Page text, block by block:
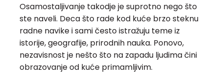
Osamostaljivanje takodje je suprotno nego što
ste naveli. Deca što rade kod kuće brzo steknu
radne navike i sami često istražuju teme iz
istorije, geografije, prirodnih nauka. Ponovo,
nezavisnost je nešto što na zapadu ljudima čini
obrazovanje od kuće primamljivim.